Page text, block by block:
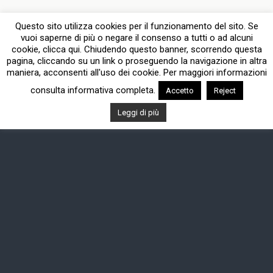
Questo sito utilizza cookies per il funzionamento del sito. Se
vuoi saperne di più o negare il consenso a tutti o ad alcuni
cookie, clicca qui. Chiudendo questo banner, scorrendo questa
pagina, cliccando su un link o proseguendo la navigazione in altra
maniera, acconsenti all'uso dei cookie. Per maggiori informazioni
consulta informativa completa.
Accetto Reject
Leggi di più